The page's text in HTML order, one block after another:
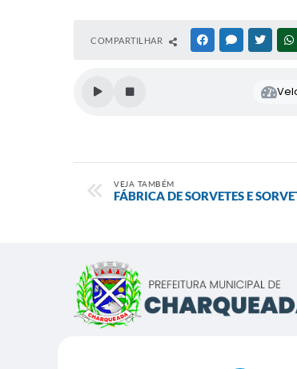
COMPARTILHAR FACEBOOKMESSENGER
VEJA TAMBÉM
FÁBRICA DE SORVETES E